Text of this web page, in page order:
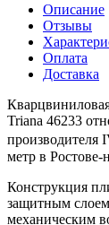
Описание
Отзывы
Оплата
Доставка
Triana 46233
производителя
метр в Ростове-
Конструкция
защитным
механическим